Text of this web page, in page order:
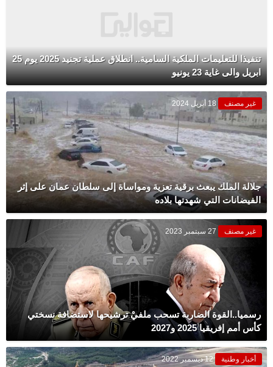
تنفيذا للتعليمات الملكية السامية.. انطلاق عملية تجنيد 2025 يوم 25
ابريل والى غاية 23 يونيو
غير مصنف 18 أبريل 2024
جلالة الملك يبعث برقية تعزية ومواساة إلى سلطان عمان على إثر
الفيضانات التي شهدتها بلاده
غير مصنف 27 سبتمبر 2023
رسميا..القوة الضاربة تسحب ملفيْ ترشيحها لاستضافة نسختي
كأس أمم إفريقيا 2025 و2027
أخبار وطنية 12 ديسمبر 2022